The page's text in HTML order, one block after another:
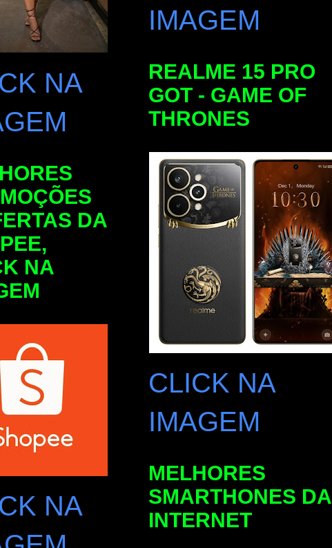
IMAGEM
REALME 15 PRO
GOT - GAME OF
THRONES
CLICK NA
IMAGEM
MELHORES
SMARTHONES DA
INTERNET
NA
DA
NA
NA